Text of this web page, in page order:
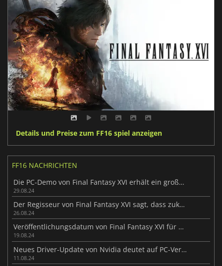
Details und Preise zum FF16 spiel anzeigen
FF16 NACHRICHTEN
Die PC-Demo von Final Fantasy XVI erhält ein großes Update
29.08.24
Der Regisseur von Final Fantasy XVI sagt, dass zukünftige Final Fantasy-Titel möglicherweise gleichzeitig auf dem PC und auf Konsolen veröffentlicht werden
26.08.24
Veröffentlichungsdatum von Final Fantasy XVI für PC bekannt gegeben
19.08.24
Neues Driver-Update von Nvidia deutet auf PC-Version von Final Fantasy XVI hin
11.08.24